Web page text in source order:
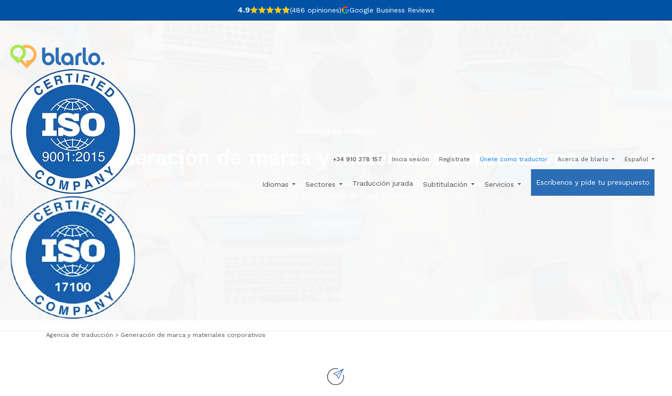
4.9 (486 opiniones) Google Business Reviews
+34 910 378 157 Inicia sesión Regístrate Únete como traductor Acerca de blarlo Español
Idiomas Sectores Traducción jurada Subtitulación Servicios Escríbenos y pide tu presupuesto
Generación de marca y materiales corporativos
Exclama es experta en dar vida a las marcas y revitalizar su material corporativo con soluciones creativas y estratégicas que capturan la
Agencia de traducción Generación de marca y materiales corporativos